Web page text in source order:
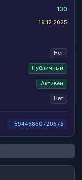
130
19.12.2025
Нет
Публичный
Активен
Нет
-69446860720675